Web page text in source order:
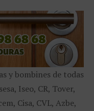
y bombines de todas
Iseo, CR, Tover,
Cisa, CVL, Azbe,